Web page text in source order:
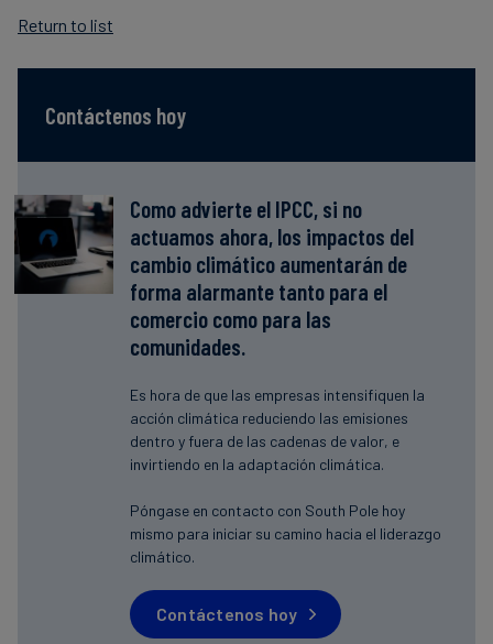
Return to list
Contáctenos hoy
Como advierte el IPCC, si no
actuamos ahora, los impactos del
cambio climático aumentarán de
forma alarmante tanto para el
comercio como para las
comunidades.
Es hora de que las empresas intensifiquen la
acción climática reduciendo las emisiones
dentro y fuera de las cadenas de valor, e
invirtiendo en la adaptación climática.
Póngase en contacto con South Pole hoy
mismo para iniciar su camino hacia el liderazgo
climático.
Contáctenos hoy